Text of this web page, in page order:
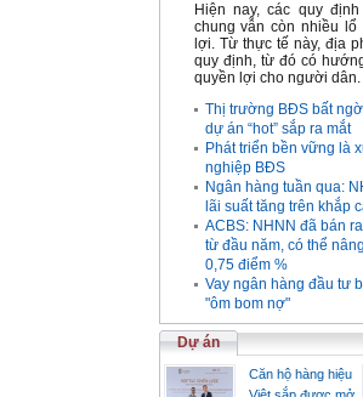
Hiện nay, các quy
chung vẫn còn nhiều
lợi. Từ thực tế này, địa
quy định, từ đó có
quyền lợi cho người dân.
Thị trường BĐS bất
dự án “hot” sắp ra mắt
Phát triển bền vững là
nghiệp BĐS
Ngân hàng tuần qua:
lãi suất tăng trên khắp
ACBS: NHNN đã bán
từ đầu năm, có thể
0,75 điểm %
Vay ngân hàng đầu tư
"ôm bom nợ"
Dự án
Căn hộ hàng hiệu